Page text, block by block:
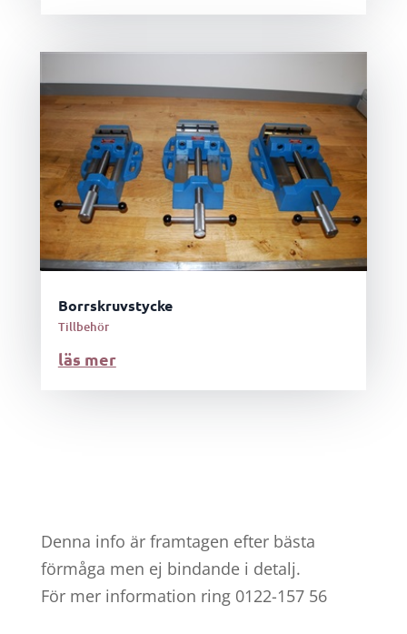
Borrskruvstycke
Tillbehör
läs mer
Denna info är framtagen efter bästa
förmåga men ej bindande i detalj.
För mer information ring 0122-157 56